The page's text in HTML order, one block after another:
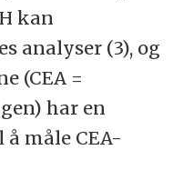
kan
analyser (3), og
(CEA =
har en
måle CEA-